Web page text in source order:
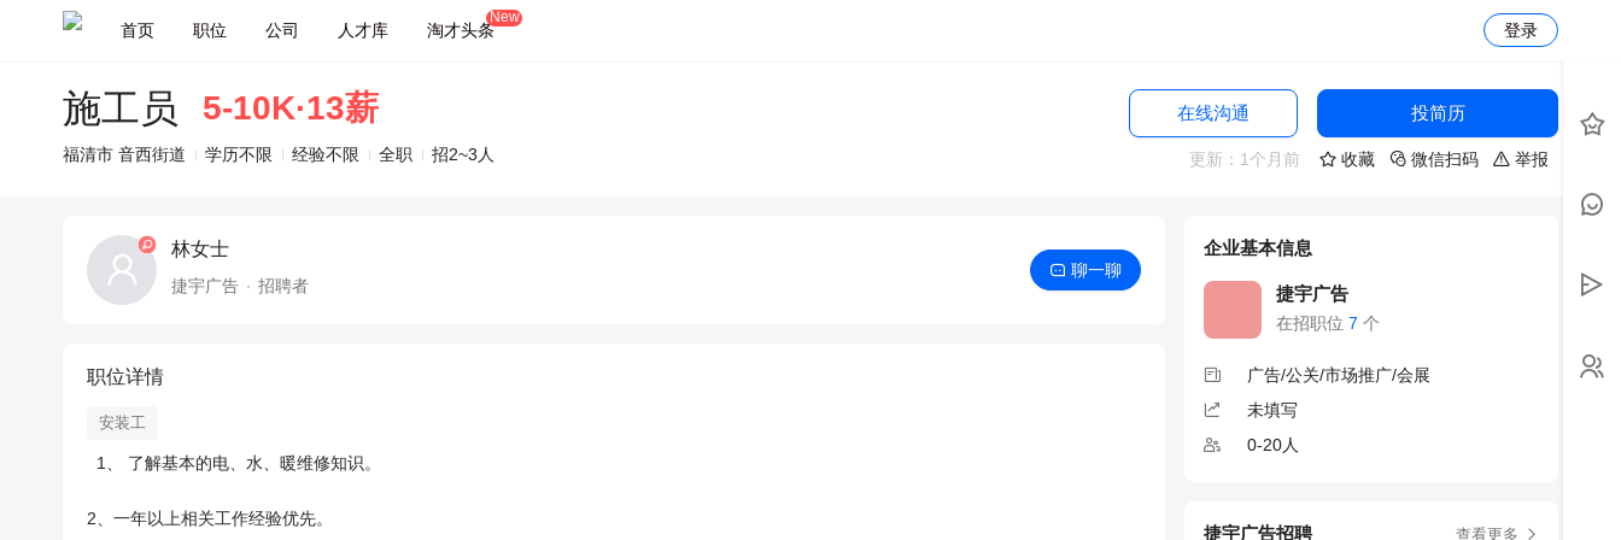
首页 职位 公司 人才库 淘才头条
New
登录
施工员 5-10K·13薪
福清市 音西街道 学历不限 经验不限 全职 招2~3人
在线沟通 投简历
更新：1个月前 收藏 微信扫码 举报
林女士
捷宇广告 招聘者
聊一聊
职位详情
安装工
2、一年以上相关工作经验优先。
企业基本信息
捷宇广告
在招职位 7 个
广告/公关/市场推广/会展
未填写
0-20人
捷宇广告招聘 查看更多